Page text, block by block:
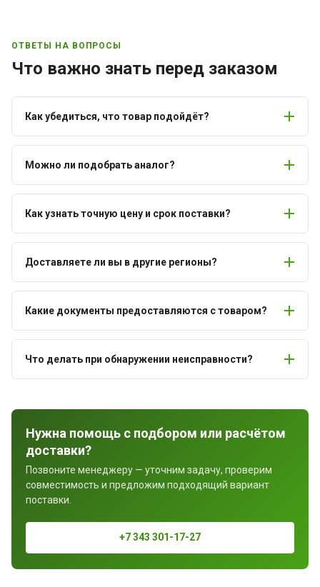
ОТВЕТЫ НА ВОПРОСЫ
Что важно знать перед заказом
Как убедиться, что товар подойдёт?
Можно ли подобрать аналог?
Как узнать точную цену и срок поставки?
Доставляете ли вы в другие регионы?
Какие документы предоставляются с товаром?
Что делать при обнаружении неисправности?
Нужна помощь с подбором или расчётом
доставки?
Позвоните менеджеру — уточним задачу, проверим
совместимость и предложим подходящий вариант
поставки.
+7 343 301-17-27